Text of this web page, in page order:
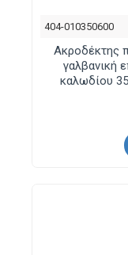
404-010350600
Ακροδέκτης
γαλβανική
καλωδίου